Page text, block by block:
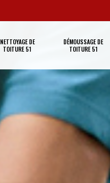
NETTOYAGE DE
TOITURE 51
DÉMOUSSAGE DE
TOITURE 51